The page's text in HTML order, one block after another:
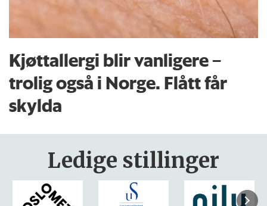
Kjøttallergi blir vanligere –
trolig også i Norge. Flått får
skylda
Ledige stillinger